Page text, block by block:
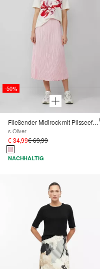
-50%
Fließender Midirock mit Plisseefalten und Elastikbund
s.Oliver
€ 34,99€ 69,99
NACHHALTIG